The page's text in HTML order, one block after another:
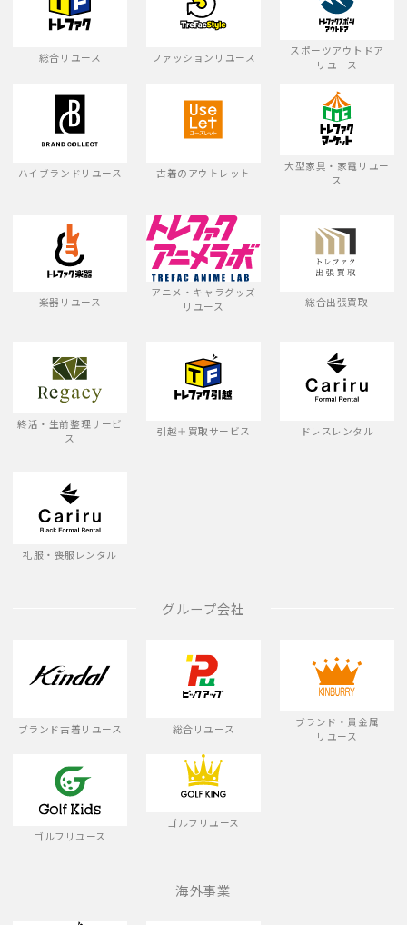
総合リユース ファッションリユース
スポーツアウトドア
リユース
ハイブランドリユース 古着のアウトレット
大型家具・家電リユー
ス
楽器リユース
アニメ・キャラグッズ
リユース
総合出張買取
終活・生前整理サービ
ス
引越＋買取サービス ドレスレンタル
礼服・喪服レンタル
グループ会社
ブランド古着リユース 総合リユース
ブランド・貴金属
リユース
ゴルフリユース
ゴルフリユース
海外事業